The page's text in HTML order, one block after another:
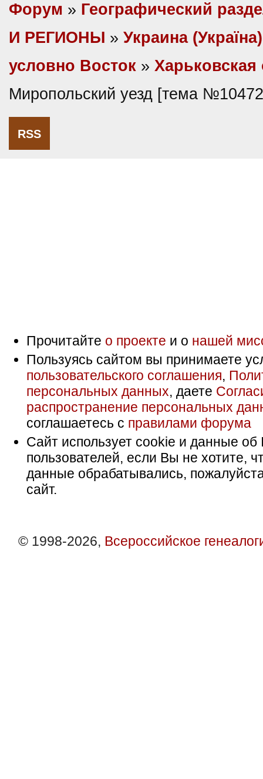
Форум » Географический
И РЕГИОНЫ » Украина (Україна)
условно Восток » Харьковская
Миропольский уезд [тема
RSS
Прочитайте о проекте и о нашей
Пользуясь сайтом вы принимаете
пользовательского соглашения,
персональных данных, даете
распространение персональных
соглашаетесь с правилами форума
Сайт использует cookie и данные об
пользователей, если Вы не хотите,
данные обрабатывались,
сайт.
© 1998-2026, Всероссийское